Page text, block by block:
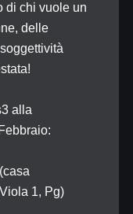
di chi vuole un
delle
alla
1, Pg)